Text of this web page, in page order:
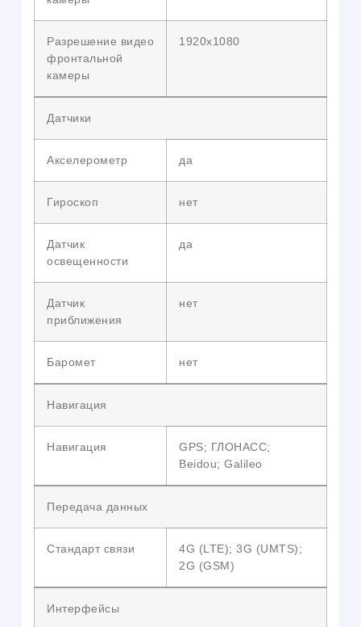
Разрешение видео
фронтальной
камеры
1920х1080
Датчики
Акселерометр да
Гироскоп нет
Датчик
освещенности
да
Датчик
приближения
нет
Баромет нет
Навигация
Навигация
GPS; ГЛОНАСС;
Beidou; Galileo
Передача данных
Стандарт связи
4G (LTE); 3G (UMTS);
2G (GSM)
Интерфейсы